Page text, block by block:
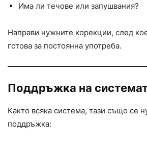
Има ли течове или запушвания?
Направи нужните корекции, след
готова за постоянна употреба.
Поддръжка на
Както всяка система, тази също се
поддръжка: